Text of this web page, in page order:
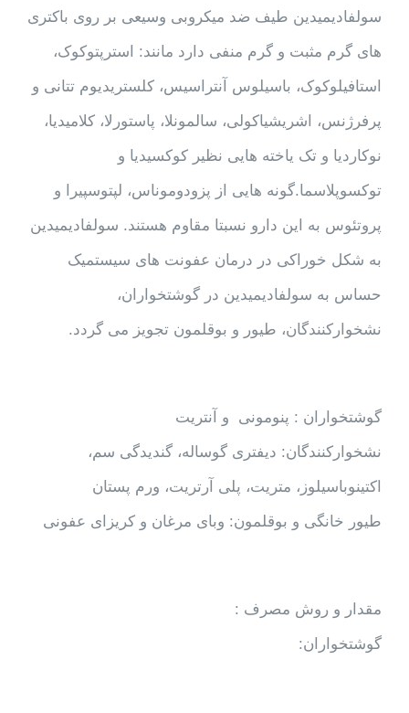
سولفادیمیدین طیف ضد میکروبی وسیعی بر روی باکتری
های گرم مثبت و گرم منفی دارد مانند: استرپتوکوک،
استافیلوکوک، باسیلوس آنتراسیس، کلستریدیوم تتانی و
پرفرژنس، اشریشیاکولی، سالمونلا، پاستورلا، کلامیدیا،
نوکاردیا و تک یاخته هایی نظیر کوکسیدیا و
توکسوپلاسما.گونه هایی از پزودوموناس، لپتوسپیرا و
پروتئوس به این دارو نسبتا مقاوم هستند. سولفادیمیدین
به شکل خوراکی در درمان عفونت های سیستمیک
حساس به سولفادیمیدین در گوشتخواران،
نشخوارکنندگان، طیور و بوقلمون تجویز می گردد.
گوشتخواران : پنومونی و آنتریت
نشخوارکنندگان: دیفتری گوساله، گندیدگی سم،
اکتینوباسیلوز، متریت، پلی آرتریت، ورم پستان
طیور خانگی و بوقلمون: وبای مرغان و کریزای عفونی
مقدار و روش مصرف :
گوشتخواران: